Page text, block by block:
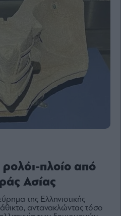
πλοίο από
Ασίας
της Ελληνιστικής
αντανακλώντας τόσο